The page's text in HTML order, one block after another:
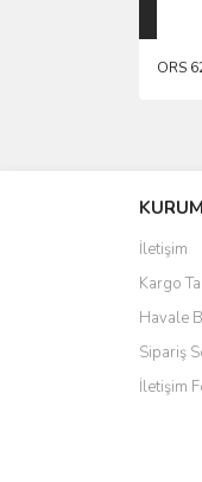
ORS
İletişim
Kargo
Havale
Sipariş
İletişim